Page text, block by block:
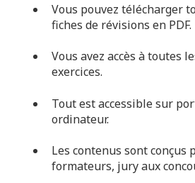
Vous pouvez télécharger
fiches de révisions en PDF.
Vous avez accès à toutes
exercices.
Tout est accessible sur
ordinateur.
Les contenus sont conçus
formateurs, jury aux